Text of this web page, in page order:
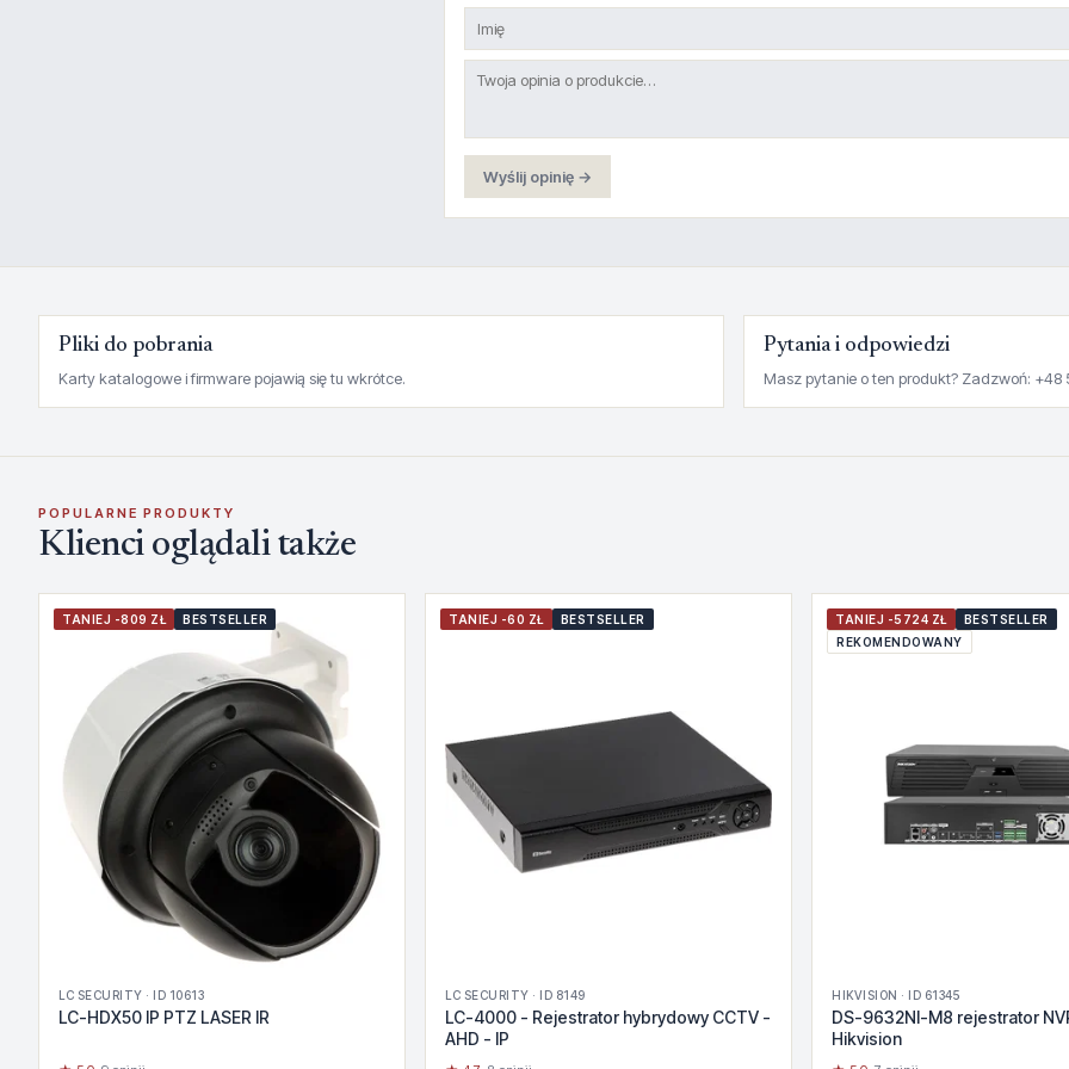
Wyślij opinię →
Pliki do pobrania
Karty katalogowe i firmware pojawią się tu wkrótce.
Pytania i odpowiedzi
Masz pytanie o ten produkt? Zadzwoń: +48
POPULARNE PRODUKTY
Klienci oglądali także
TANIEJ -809 ZŁ BESTSELLER
LC SECURITY · ID 10613
LC-HDX50 IP PTZ LASER IR
TANIEJ -60 ZŁ BESTSELLER
LC SECURITY · ID 8149
LC-4000 - Rejestrator hybrydowy CCTV -
AHD - IP
TANIEJ -5724 ZŁ
BESTSELLER
REKOMENDOWANY
HIKVISION · ID 61345
DS-9632NI-M8 rejestrator
Hikvision